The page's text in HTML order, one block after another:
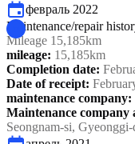
февраль 2022
Maintenance/repair
Mileage 15,185km
mileage: 15,185km
Completion date:
Date of receipt:
maintenance company:
Maintenance company
Seongnam-si, Gyeonggi-